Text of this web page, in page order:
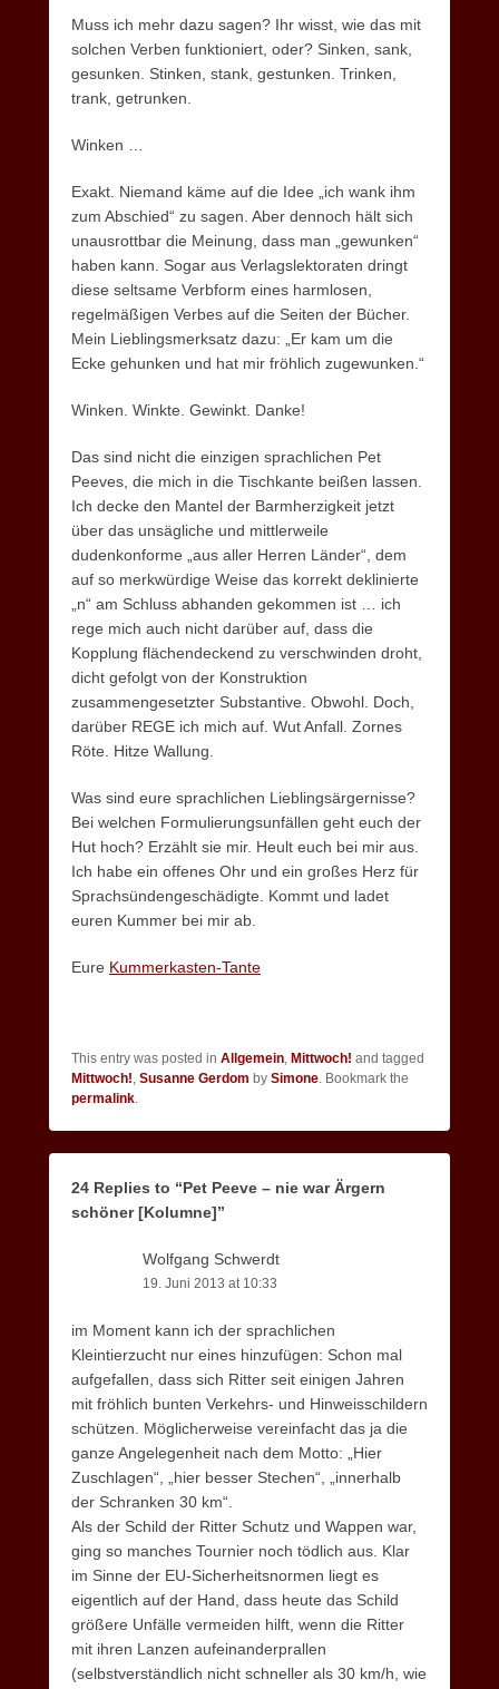
Muss ich mehr dazu sagen? Ihr wisst, wie das mit
solchen Verben funktioniert, oder? Sinken, sank,
gesunken. Stinken, stank, gestunken. Trinken,
trank, getrunken.
Winken …
Exakt. Niemand käme auf die Idee „ich wank ihm
zum Abschied“ zu sagen. Aber dennoch hält sich
unausrottbar die Meinung, dass man „gewunken“
haben kann. Sogar aus Verlagslektoraten dringt
diese seltsame Verbform eines harmlosen,
regelmäßigen Verbes auf die Seiten der Bücher.
Mein Lieblingsmerksatz dazu: „Er kam um die
Ecke gehunken und hat mir fröhlich zugewunken.“
Winken. Winkte. Gewinkt. Danke!
Das sind nicht die einzigen sprachlichen Pet
Peeves, die mich in die Tischkante beißen lassen.
Ich decke den Mantel der Barmherzigkeit jetzt
über das unsägliche und mittlerweile
dudenkonforme „aus aller Herren Länder“, dem
auf so merkwürdige Weise das korrekt deklinierte
„n“ am Schluss abhanden gekommen ist … ich
rege mich auch nicht darüber auf, dass die
Kopplung flächendeckend zu verschwinden droht,
dicht gefolgt von der Konstruktion
zusammengesetzter Substantive. Obwohl. Doch,
darüber REGE ich mich auf. Wut Anfall. Zornes
Röte. Hitze Wallung.
Was sind eure sprachlichen Lieblingsärgernisse?
Bei welchen Formulierungsunfällen geht euch der
Hut hoch? Erzählt sie mir. Heult euch bei mir aus.
Ich habe ein offenes Ohr und ein großes Herz für
Sprachsündengeschädigte. Kommt und ladet
euren Kummer bei mir ab.
Eure Kummerkasten-Tante
This entry was posted in Allgemein, Mittwoch! and tagged
Mittwoch!, Susanne Gerdom by Simone. Bookmark the
permalink.
24 Replies to “Pet Peeve – nie war Ärgern
schöner [Kolumne]”
Wolfgang Schwerdt
19. Juni 2013 at 10:33
im Moment kann ich der sprachlichen
Kleintierzucht nur eines hinzufügen: Schon mal
aufgefallen, dass sich Ritter seit einigen Jahren
mit fröhlich bunten Verkehrs- und Hinweisschildern
schützen. Möglicherweise vereinfacht das ja die
ganze Angelegenheit nach dem Motto: „Hier
Zuschlagen“, „hier besser Stechen“, „innerhalb
der Schranken 30 km“.
Als der Schild der Ritter Schutz und Wappen war,
ging so manches Tournier noch tödlich aus. Klar
im Sinne der EU-Sicherheitsnormen liegt es
eigentlich auf der Hand, dass heute das Schild
größere Unfälle vermeiden hilft, wenn die Ritter
mit ihren Lanzen aufeinanderprallen
(selbstverständlich nicht schneller als 30 km/h, wie